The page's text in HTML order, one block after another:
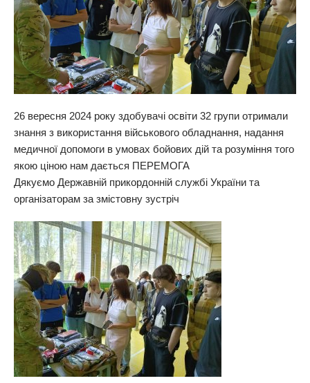
26 вересня 2024 року здобувачі освіти 32 групи отримали
знання з використання військового обладнання, надання
медичної допомоги в умовах бойових дій та розуміння того
якою ціною нам дається ПЕРЕМОГА
Дякуємо Державній прикордонній службі України та
організаторам за змістовну зустріч